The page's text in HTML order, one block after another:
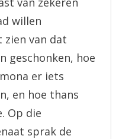
willen
zien van dat
geschonken, hoe
er iets
en hoe thans
Op die
sprak de